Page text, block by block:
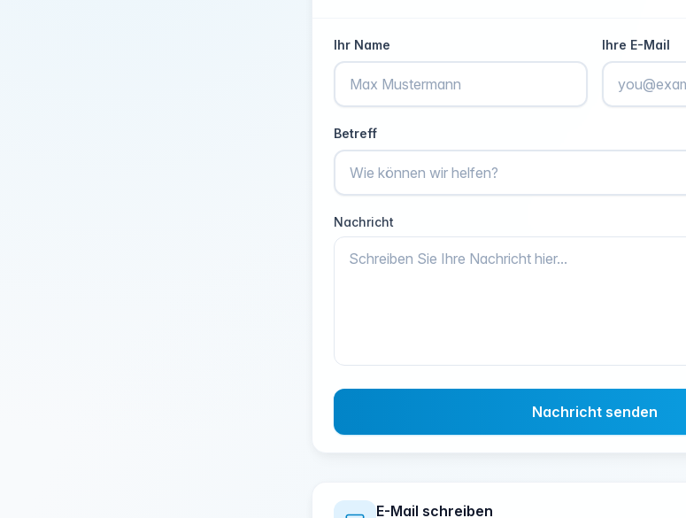
Ihr Name Ihre E-Mail
Betreff
Nachricht
Nachricht senden
E-Mail schreiben